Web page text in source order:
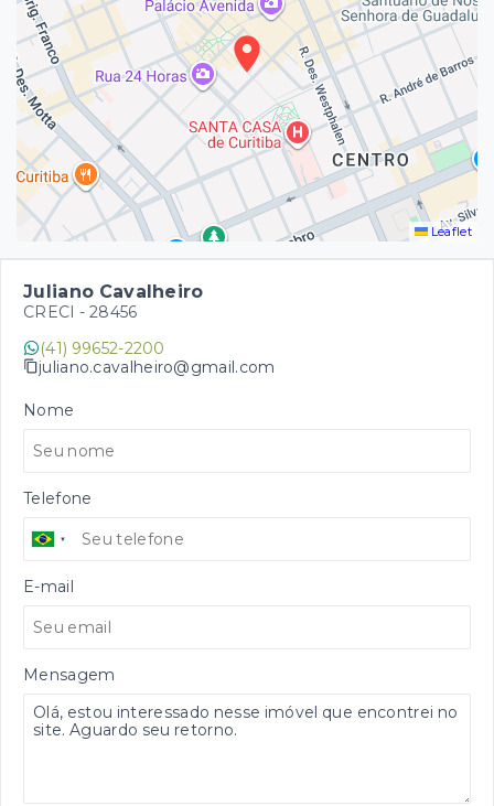
Leaflet
Juliano Cavalheiro
CRECI - 28456
(41) 99652-2200
juliano.cavalheiro@gmail.com
Nome
Telefone
E-mail
Mensagem